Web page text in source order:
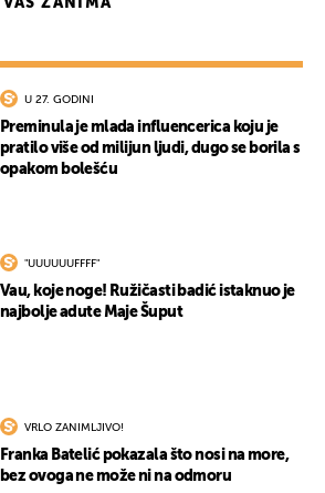
ZANIMA
U 27. GODINI
Preminula je mlada influencerica koju je
pratilo više od milijun ljudi, dugo se borila s
opakom bolešću
"UUUUUUFFFF"
Vau, koje noge! Ružičasti badić istaknuo je
najbolje adute Maje Šuput
VRLO ZANIMLJIVO!
Franka Batelić pokazala što nosi na more,
bez ovoga ne može ni na odmoru
NOTIFIKACIJE